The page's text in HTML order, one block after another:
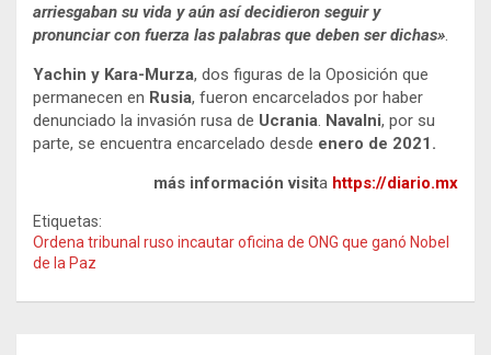
arriesgaban su vida y aún así decidieron seguir y
pronunciar con fuerza las palabras que deben ser dichas»
Yachin y Kara-Murza, dos figuras de la Oposición que
permanecen en Rusia, fueron encarcelados por haber
denunciado la invasión rusa de Ucrania Navalni, por su
parte, se encuentra encarcelado desde enero de 2021.
más información visita https://diario.mx
Etiquetas:
Ordena tribunal ruso incautar oficina de ONG que ganó Nobel
de la Paz